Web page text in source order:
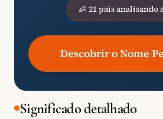
👶 21 pais analisando
Descobrir o Nome
Significado detalhado